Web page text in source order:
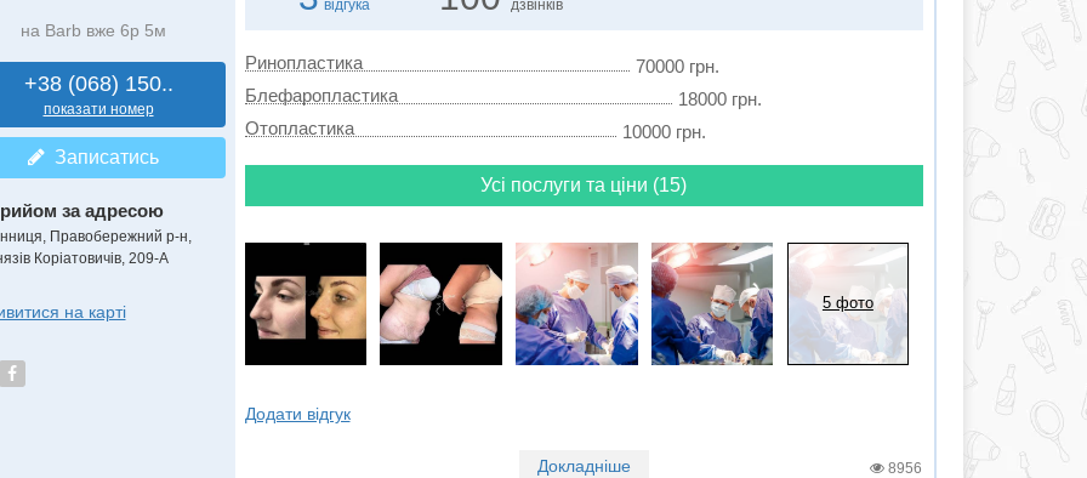
на Barb вже 6р 5м
+38 (068) 150..
показати номер
Записатись
за адресою
Правобережний р-н,
Коріатовичів, 209-А
на карті
відгука дзвінків
Ринопластика
70000 грн.
Блефаропластика
18000 грн.
Отопластика
10000 грн.
Усі послуги та ціни (15)
5 фото
Додати відгук
Докладніше 8956